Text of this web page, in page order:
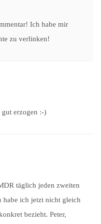
Ich habe mir
zu verlinken!
erzogen :-)
täglich jeden zweiten
habe ich jetzt nicht gleich
bezieht. Peter,